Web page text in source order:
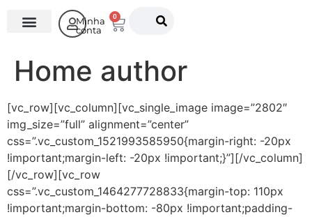
Minha
conta
0
Home author
[vc_row][vc_column][vc_single_image image=”2802″
img_size=”full” alignment=”center”
css=”.vc_custom_1521993585950{margin-right: -20px
!important;margin-left: -20px !important;}”][/vc_column]
[/vc_row][vc_row
css=”.vc_custom_1464277728833{margin-top: 110px
!important;margin-bottom: -80px !important;padding-